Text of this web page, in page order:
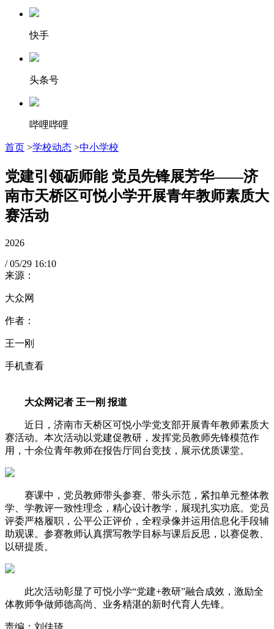
快手
头条号
哔哩哔哩
首页 >学校动态 >中小学校
党建引领砺师能 党员先锋展芳华——济
南市天桥区可悦小学开展青年教师素质大
赛活动
2026
/ 05/29 16:10
来源：
大众网
作者：
王一刚
手机查看
大众网记者 王一刚 报道
近日，济南市天桥区可悦小学党支部开展青年教师素质大
赛活动。本次活动以党建促教研，发挥党员教师先锋模范作
用，十余位青年教师在报告厅同台竞技，展示优质课堂。
赛课中，党员教师带头参赛、带头示范，紧扣单元整体教
学、学教评一致性理念，精心设计教学，展现扎实功底。党员
评委严格履职，公平公正评价，全程录像并运用信息化手段辅
助观课。参赛教师认真撰写教学目标与课后反思，以赛促教、
以研提质。
此次活动彰显了可悦小学“党建+教研”融合成效，激励全
体教师争做师德高尚、业务精湛的新时代育人先锋。